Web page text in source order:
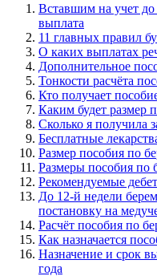
Вставшим на учет
выплата
11 главных правил
О каких выплатах
Дополнительное
Тонкости расчёта
Кто получает
Каким будет размер
Сколько я получила
Бесплатные
Размер пособия по
Размеры пособия по
Рекомендуемые
До 12-й недели
постановку на
Расчёт пособия по
Как назначается
Назначение и срок
года